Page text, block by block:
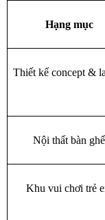
Hạng mục
Thiết kế concept &
Nội thất bàn ghế
Khu vui chơi trẻ